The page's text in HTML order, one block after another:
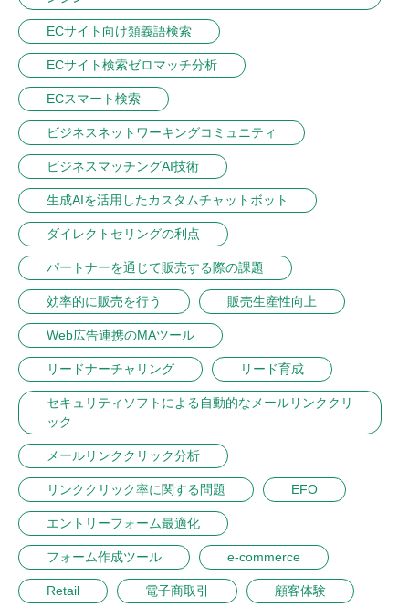
ECサイト向け類義語検索
ECサイト検索ゼロマッチ分析
ECスマート検索
ビジネスネットワーキングコミュニティ
ビジネスマッチングAI技術
生成AIを活用したカスタムチャットボット
ダイレクトセリングの利点
パートナーを通じて販売する際の課題
効率的に販売を行う 販売生産性向上
Web広告連携のMAツール
リードナーチャリング リード育成
セキュリティソフトによる自動的なメールリンククリ
ック
メールリンククリック分析
リンククリック率に関する問題 EFO
エントリーフォーム最適化
フォーム作成ツール e-commerce
Retail 電子商取引 顧客体験